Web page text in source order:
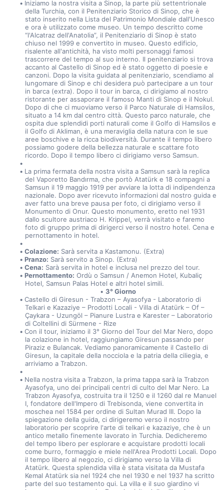
Iniziamo la nostra visita a Sinop, la parte più settentrionale
della Turchia, con il Penitenziario Storico di Sinop, che è
stato inserito nella Lista del Patrimonio Mondiale dall'Unesco
e ora è utilizzato come museo. Un tempo descritto come
“l'Alcatraz dell'Anatolia”, il Penitenziario di Sinop è stato
chiuso nel 1999 e convertito in museo. Questo edificio,
risalente all'antichità, ha visto molti personaggi famosi
trascorrere del tempo al suo interno. Il penitenziario si trova
accanto al Castello di Sinop ed è stato oggetto di poesie e
canzoni. Dopo la visita guidata al penitenziario, scendiamo al
lungomare di Sinop e chi desidera può partecipare a un tour
in barca (extra). Dopo il tour in barca, ci dirigiamo al nostro
ristorante per assaporare il famoso Manti di Sinop e il Nokul.
Dopo di che ci muoviamo verso il Parco Naturale di Hamsilos,
situato a 14 km dal centro città. Questo parco naturale, che
ospita due splendidi porti naturali come il Golfo di Hamsilos e
il Golfo di Akliman, è una meraviglia della natura con le sue
aree boschive e la ricca biodiversità. Durante il tempo libero
possiamo godere della bellezza naturale e scattare foto
ricordo. Dopo il tempo libero ci dirigiamo verso Samsun.
La prima fermata della nostra visita a Samsun sarà la replica
del Vaporetto Bandırma, che portò Atatürk e 18 compagni a
Samsun il 19 maggio 1919 per avviare la lotta di indipendenza
nazionale. Dopo aver ricevuto informazioni dal nostro guida e
aver fatto una breve pausa per foto, ci dirigiamo verso il
Monumento di Onur. Questo monumento, eretto nel 1931
dallo scultore austriaco H. Krippel, verrà visitato e faremo
foto di gruppo prima di dirigerci verso il nostro hotel. Cena e
pernottamento in hotel.
Colazione: Sarà servita a Kastamonu. (Extra)
Pranzo: Sarà servito a Sinop. (Extra)
Cena: Sarà servita in hotel e inclusa nel prezzo del tour.
Pernottamento: Ordù o Samsun / Anemon Hotel, Kubaliç
Hotel, Samsun Palas Hotel e altri hotel simili.
3° Giorno
Castello di Giresun - Trabzon – Ayasofya - Laboratorio di
Telkari e Kazaziye – Prodotti Locali - Villa di Atatürk – Of –
Çaykara - Uzungöl – Pianure Lustra e Karester – Laboratorio
di Coltellini di Sürmene - Rize
Con il tour, iniziamo il 3° Giorno del Tour del Mar Nero, dopo
la colazione in hotel, raggiungiamo Giresun passando per
Piraziz e Bulancak. Vediamo panoramicamente il Castello di
Giresun, la capitale della nocciola e la patria della ciliegia, e
arriviamo a Trabzon.
Nella nostra visita a Trabzon, la prima tappa sarà la Trabzon
Ayasofya, uno dei principali centri di culto del Mar Nero. La
Trabzon Ayasofya, costruita tra il 1250 e il 1260 dal re Manuel
I, fondatore dell'Impero di Trebisonda, viene convertita in
moschea nel 1584 per ordine di Sultan Murad III. Dopo la
spiegazione della guida, ci dirigeremo verso il nostro
laboratorio per scoprire l'arte di telkari e kazaziye, che è un
antico metallo finemente lavorato in Turchia. Dedicheremo
del tempo libero per esplorare e acquistare prodotti locali
come burro, formaggio e miele nell'Area Prodotti Locali. Dopo
il tempo libero al negozio, ci dirigiamo verso la Villa di
Atatürk. Questa splendida villa è stata visitata da Mustafa
Kemal Atatürk sia nel 1924 che nel 1930 e nel 1937 ha scritto
parte del suo testamento qui. La villa e il suo giardino vi